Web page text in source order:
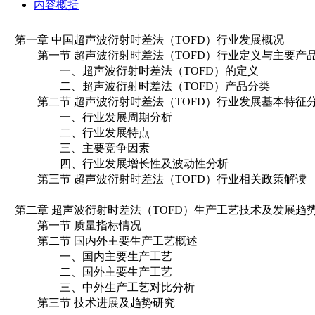
内容概括
第一章 中国超声波衍射时差法（TOFD）行业发展概况
第一节 超声波衍射时差法（TOFD）行业定义与主要产
一、超声波衍射时差法（TOFD）的定义
二、超声波衍射时差法（TOFD）产品分类
第二节 超声波衍射时差法（TOFD）行业发展基本特征
一、行业发展周期分析
二、行业发展特点
三、主要竞争因素
四、行业发展增长性及波动性分析
第三节 超声波衍射时差法（TOFD）行业相关政策解读
第二章 超声波衍射时差法（TOFD）生产工艺技术及发展趋
第一节 质量指标情况
第二节 国内外主要生产工艺概述
一、国内主要生产工艺
二、国外主要生产工艺
三、中外生产工艺对比分析
第三节 技术进展及趋势研究